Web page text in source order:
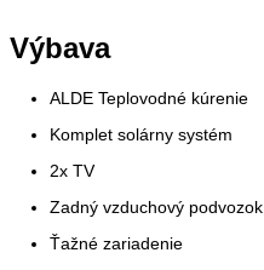
Výbava
ALDE Teplovodné kúrenie
Komplet solárny systém
2x TV
Zadný vzduchový podvozok
Ťažné zariadenie